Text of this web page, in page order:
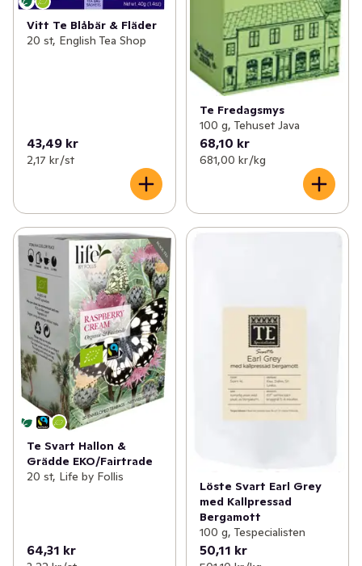
Vitt Te Blåbär & Fläder
20 st, English Tea Shop
43,49 kr
2,17 kr /st
Te Fredagsmys
100 g, Tehuset Java
68,10 kr
681,00 kr /kg
Te Svart Hallon &
Grädde EKO/Fairtrade
20 st, Life by Follis
64,31 kr
Löste Svart Earl Grey
med Kallpressad
Bergamott
100 g, Tespecialisten
50,11 kr